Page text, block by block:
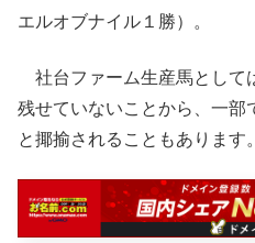
エルオブナイル１勝）。
社台ファーム生産馬として
残せていないことから、一部
と揶揄されることもあります。